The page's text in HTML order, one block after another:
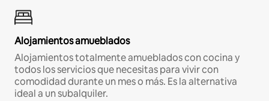
Alojamientos amueblados
Alojamientos totalmente amueblados con cocina y
todos los servicios que necesitas para vivir con
comodidad durante un mes o más. Es la alternativa
ideal a un subalquiler.